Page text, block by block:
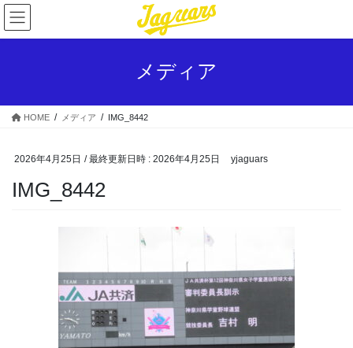
コ
ン
テ
ス
ナ
ビ
ゲ
ン
メディア
HOME メディア IMG_8442
2026年4月25日 / 最終更新日時 : 2026年4月25日 yjaguars
IMG_8442